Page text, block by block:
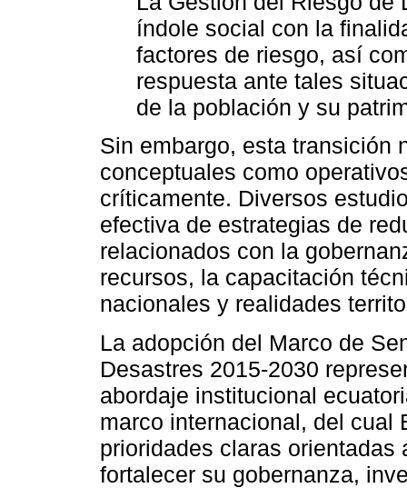
índole social con la
factores de riesgo, así
respuesta ante tales
de la población y su
Sin embargo, esta transición
conceptuales como
críticamente. Diversos
efectiva de estrategias de
relacionados con la
recursos, la capacitación
nacionales y realidades
La adopción del Marco de
Desastres 2015-2030
abordaje institucional
marco internacional, del cual
prioridades claras orientadas
fortalecer su gobernanza,